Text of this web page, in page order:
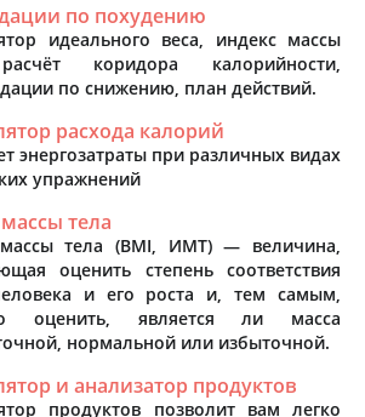
по похудению
идеального веса, индекс массы
коридора калорийности,
по снижению, план действий.
расхода калорий
энергозатраты при различных видах
упражнений
тела
тела (BMI, ИМТ) — величина,
оценить степень соответствия
и его роста и, тем самым,
оценить, является ли масса
нормальной или избыточной.
и анализатор продуктов
продуктов позволит вам легко